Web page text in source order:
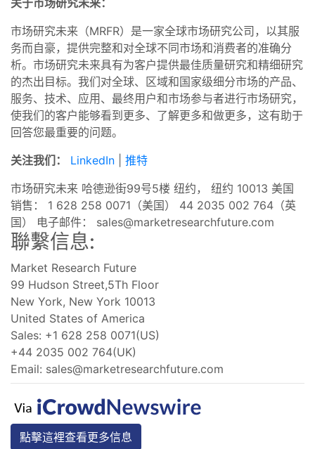
市场研究未来（MRFR）是一家全球市场研究公司，以其服
务而自豪，提供完整和对全球不同市场和消费者的准确分
析。市场研究未来具有为客户提供最佳质量研究和精细研究
的杰出目标。我们对全球、区域和国家级细分市场的产品、
服务、技术、应用、最终用户和市场参与者进行市场研究，
使我们的客户能够看到更多、了解更多和做更多，这有助于
回答您最重要的问题。
关注我们：
LinkedIn
推特
市场研究未来 哈德逊街99号5楼 纽约， 纽约 10013 美国
销售： 1 628 258 0071（美国） 44 2035 002 764（英
国） 电子邮件： sales@marketresearchfuture.com
聯繫信息:
Market Research Future
99 Hudson Street,5Th Floor
New York, New York 10013
United States of America
Sales: +1 628 258 0071(US)
+44 2035 002 764(UK)
Email: sales@marketresearchfuture.com
點擊這裡查看更多信息